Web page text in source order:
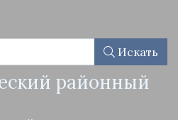
Искать
районный